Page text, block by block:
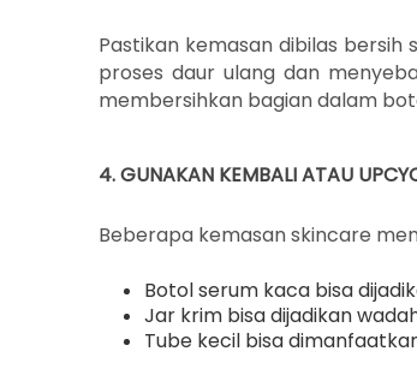
Pastikan kemasan dibilas bersih
proses daur ulang dan
membersihkan bagian dalam
4. GUNAKAN KEMBALI ATAU
Beberapa kemasan skincare
Botol serum kaca bisa
Jar krim bisa dijadikan
Tube kecil bisa